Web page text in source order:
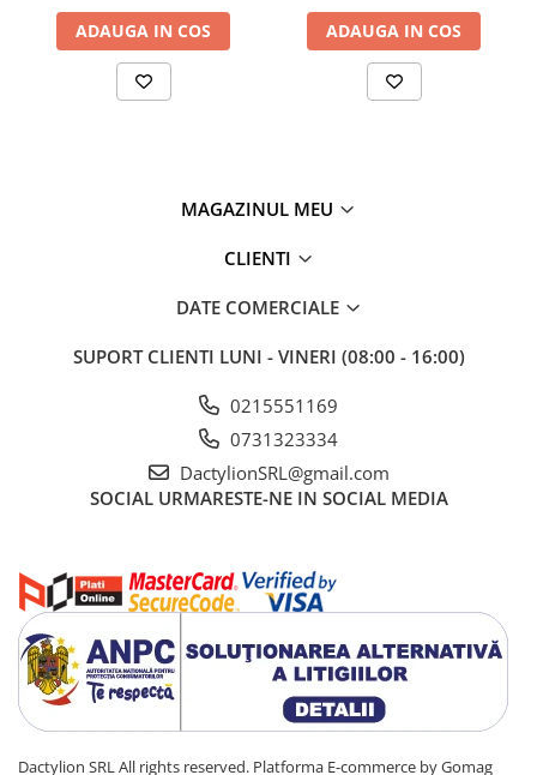
ADAUGA IN COS ADAUGA IN COS
MAGAZINUL MEU
CLIENTI
DATE COMERCIALE
SUPORT CLIENTI LUNI - VINERI (08:00 - 16:00)
0215551169
0731323334
DactylionSRL@gmail.com
SOCIAL URMARESTE-NE IN SOCIAL MEDIA
Dactylion SRL All rights reserved. Platforma E-commerce by Gomag